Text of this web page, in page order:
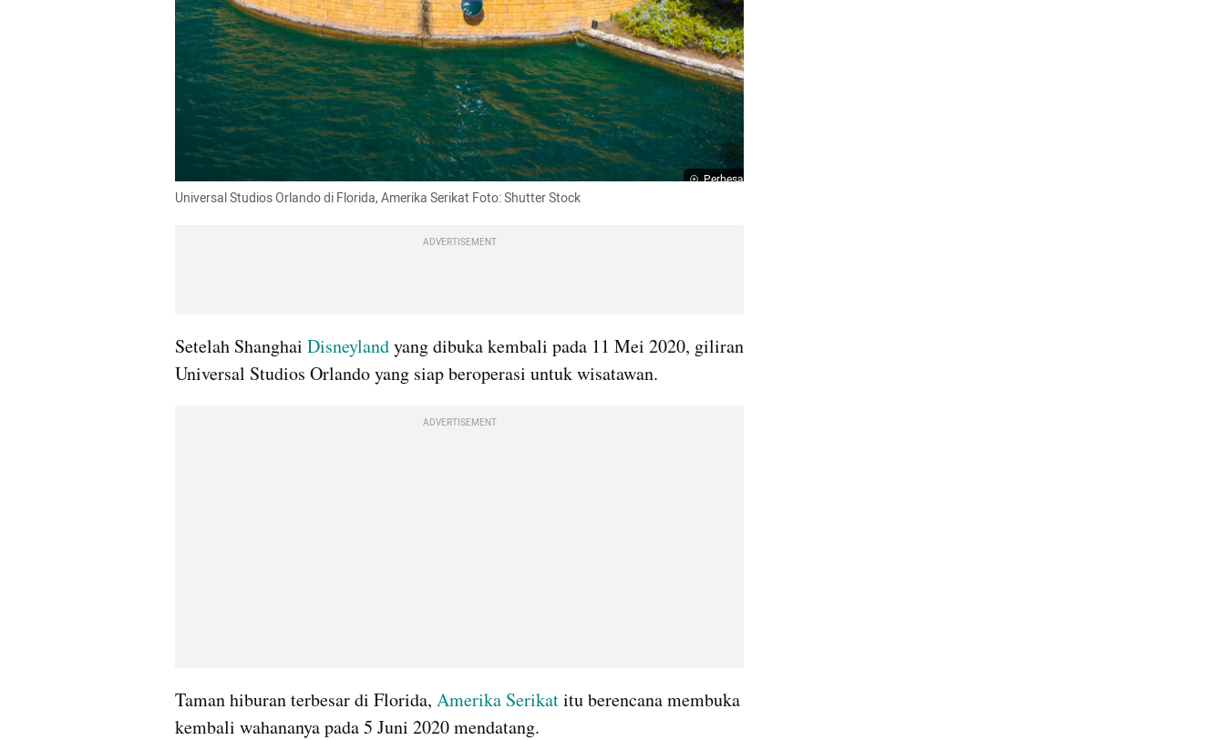
Perbesar
Universal Studios Orlando di Florida, Amerika Serikat Foto: Shutter Stock
ADVERTISEMENT
Setelah Shanghai Disneyland yang dibuka kembali pada 11 Mei 2020, giliran
Universal Studios Orlando yang siap beroperasi untuk wisatawan.
ADVERTISEMENT
Taman hiburan terbesar di Florida, Amerika Serikat itu berencana membuka
kembali wahananya pada 5 Juni 2020 mendatang.